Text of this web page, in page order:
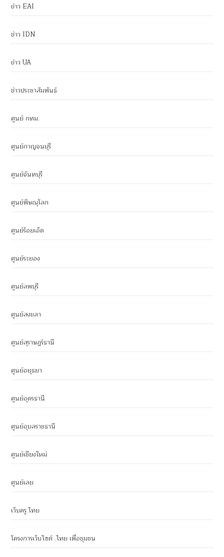
ข่าว EAI
ข่าว IDN
ข่าว UA
ข่าวประชาสัมพันธ์
ศูนย์ กทม.
ศูนย์กาญจนบุรี
ศูนย์จันทบุรี
ศูนย์พิษณุโลก
ศูนย์ร้อยเอ็ด
ศูนย์ระยอง
ศูนย์ลพบุรี
ศูนย์สงขลา
ศูนย์สุราษฎร์ธานี
ศูนย์อยุธยา
ศูนย์อุดรธานี
ศูนย์อุบลราชธานี
ศูนย์เชียงใหม่
ศูนย์เลย
เว็บครู.ไทย
โครงการเว็บไซต์ .ไทย เพื่อชุมชน